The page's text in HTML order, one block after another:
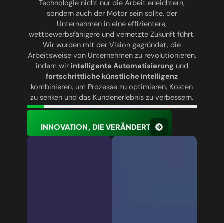
Technologie nicht nur die Arbeit erleichtern,
sondern auch der Motor sein sollte, der
Unternehmen in eine effizientere,
wettbewerbsfähigere und vernetzte Zukunft führt.
Wir wurden mit der Vision gegründet, die
Arbeitsweise von Unternehmen zu revolutionieren,
indem wir intelligente Automatisierung und
fortschrittliche künstliche Intelligenz
kombinieren, um Prozesse zu optimieren, Kosten
zu senken und das Kundenerlebnis zu verbessern.
INNOVATION, DIE VERÄNDERT